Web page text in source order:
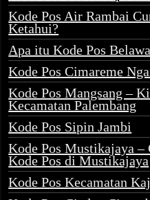
Kode Pos Air Rambai
Ketahui?
Apa itu Kode Pos
Kode Pos Cimareme
Kode Pos Mangsang –
Kecamatan Palembang
Kode Pos Sipin Jambi
Kode Pos Mustikajaya –
Kode Pos di Mustikajaya
Kode Pos Kecamatan